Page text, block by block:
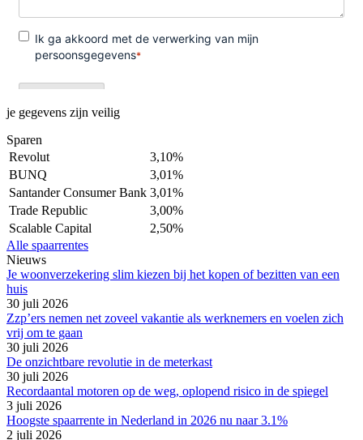
je gegevens zijn veilig
Sparen
Revolut
3,10%
BUNQ
3,01%
Santander Consumer Bank 3,01%
Trade Republic
3,00%
Scalable Capital
2,50%
Alle spaarrentes
Nieuws
Je woonverzekering slim kiezen bij het kopen of bezitten van een
huis
30 juli 2026
Zzp’ers nemen net zoveel vakantie als werknemers en voelen zich
vrij om te gaan
30 juli 2026
De onzichtbare revolutie in de meterkast
30 juli 2026
Recordaantal motoren op de weg, oplopend risico in de spiegel
3 juli 2026
Hoogste spaarrente in Nederland in 2026 nu naar 3.1%
2 juli 2026